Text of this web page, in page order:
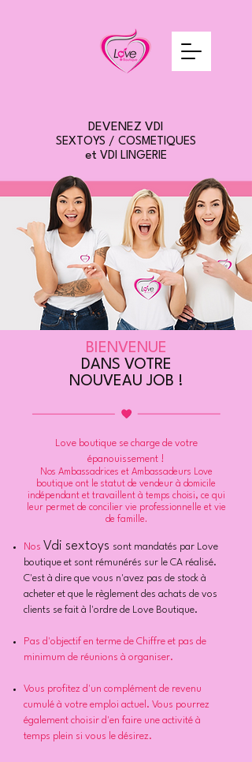
DEVENEZ VDI
SEXTOYS / COSMETIQUES
et VDI LINGERIE
BIENVENUE
DANS VOTRE
NOUVEAU JOB !
Love boutique se charge de votre
épanouissement !
Nos Ambassadrices et Ambassadeurs Love
boutique ont le statut de vendeur à domicile
indépendant et travaillent à temps choisi, ce qui
leur permet de concilier vie professionnelle et vie
de famille.
Nos Vdi sextoys sont mandatés par Love
boutique et sont rémunérés sur le CA réalisé.
C'est à dire que vous n'avez pas de stock à
acheter et que le règlement des achats de vos
clients se fait à l'ordre de Love Boutique.
Pas d'objectif en terme de Chiffre et pas de
minimum de réunions à organiser.
Vous profitez d'un complément de revenu
cumulé à votre emploi actuel. Vous pourrez
également choisir d'en faire une activité à
temps plein si vous le désirez.